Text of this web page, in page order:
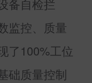
备自检拦
监控、质量
了100%工位
础质量控制